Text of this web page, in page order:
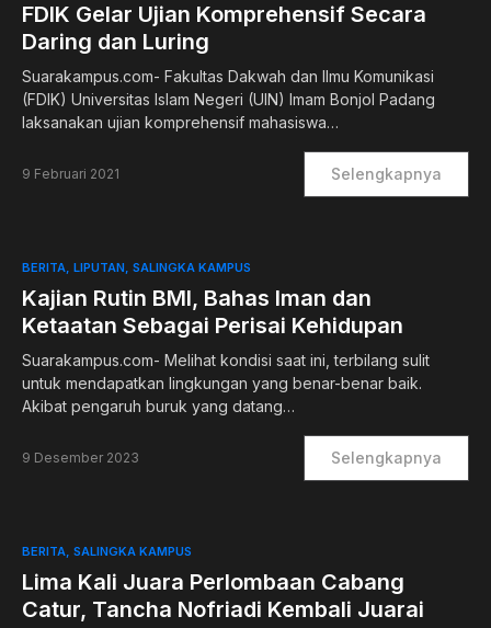
FDIK Gelar Ujian Komprehensif Secara
Daring dan Luring
Suarakampus.com- Fakultas Dakwah dan Ilmu Komunikasi
(FDIK) Universitas Islam Negeri (UIN) Imam Bonjol Padang
laksanakan ujian komprehensif mahasiswa…
9 Februari 2021 Selengkapnya
BERITA LIPUTAN SALINGKA KAMPUS
Kajian Rutin BMI, Bahas Iman dan
Ketaatan Sebagai Perisai Kehidupan
Suarakampus.com- Melihat kondisi saat ini, terbilang sulit
untuk mendapatkan lingkungan yang benar-benar baik.
Akibat pengaruh buruk yang datang…
9 Desember 2023 Selengkapnya
BERITA SALINGKA KAMPUS
Lima Kali Juara Perlombaan Cabang
Catur, Tancha Nofriadi Kembali Juarai